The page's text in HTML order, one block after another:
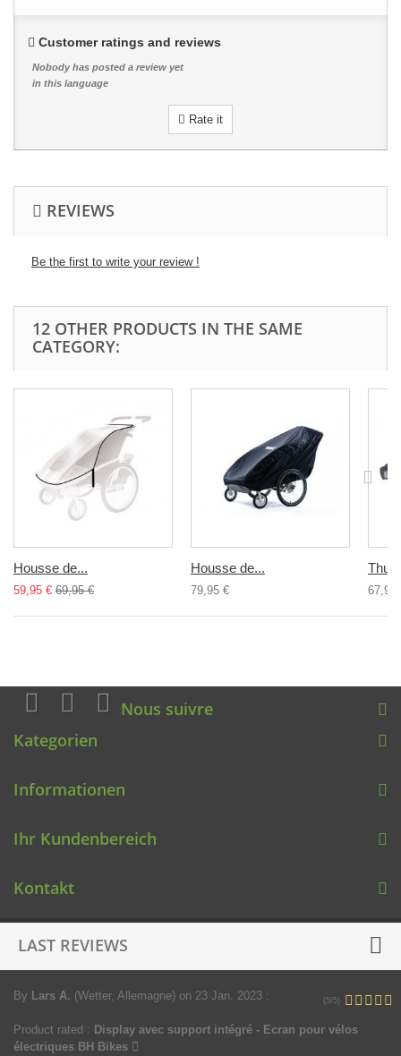
Customer ratings and reviews
Nobody has posted a review yet
in this language
Rate it
REVIEWS
Be the first to write your review !
12 OTHER PRODUCTS IN THE SAME
CATEGORY:
Housse de...
59,95 € 69,95 €
Housse de...
79,95 € 67,95
Nous suivre
Kategorien
Informationen
Ihr Kundenbereich
Kontakt
LAST REVIEWS
By Lars A. (Wetter, Allemagne) on 23 Jan. 2023 : (5/5)
Product rated : Display avec support intégré - Ecran pour vélos
électriques BH Bikes